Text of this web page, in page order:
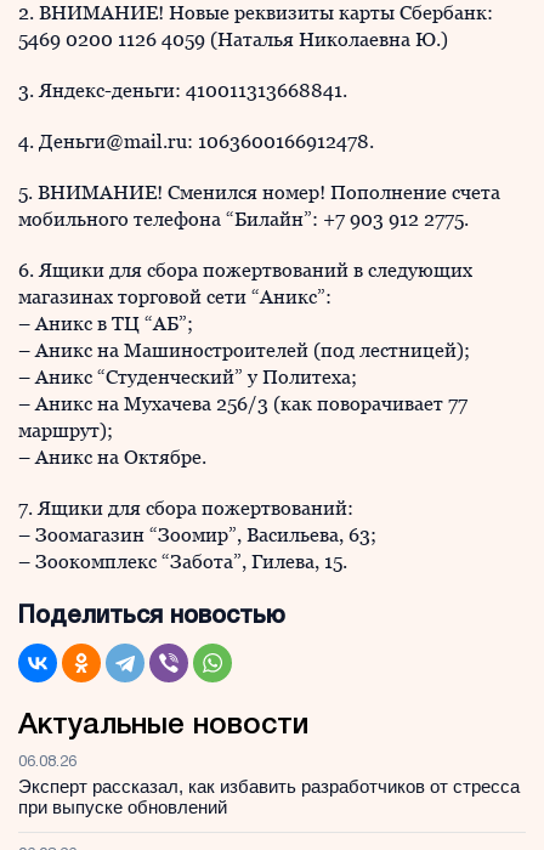
2. ВНИМАНИЕ! Новые реквизиты карты Сбербанк:
5469 0200 1126 4059 (Наталья Николаевна Ю.)
3. Яндекс-деньги: 410011313668841.
4. Деньги@mail.ru: 1063600166912478.
5. ВНИМАНИЕ! Сменился номер! Пополнение счета
мобильного телефона “Билайн”: +7 903 912 2775.
6. Ящики для сбора пожертвований в следующих
магазинах торговой сети “Аникс”:
– Аникс в ТЦ “АБ”;
– Аникс на Машиностроителей (под лестницей);
– Аникс “Студенческий” у Политеха;
– Аникс на Мухачева 256/3 (как поворачивает 77
маршрут);
– Аникс на Октябре.
7. Ящики для сбора пожертвований:
– Зоомагазин “Зоомир”, Васильева, 63;
– Зоокомплекс “Забота”, Гилева, 15.
Поделиться новостью
Актуальные новости
06.08.26
Эксперт рассказал, как избавить разработчиков от стресса
при выпуске обновлений